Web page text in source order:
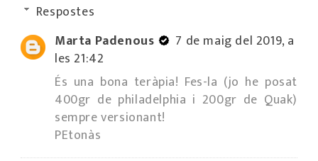
Respostes
Marta Padenous
7 de maig del 2019, a
les 21:42
És una bona teràpia! Fes-la (jo he posat
400gr de philadelphia i 200gr de Quak)
sempre versionant!
PEtonàs